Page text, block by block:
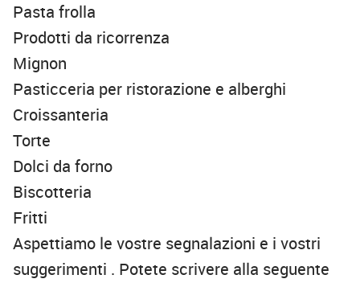
Pasta frolla
Prodotti da ricorrenza
Mignon
Pasticceria per ristorazione e alberghi
Croissanteria
Torte
Dolci da forno
Biscotteria
Fritti
Aspettiamo le vostre segnalazioni e i vostri
suggerimenti . Potete scrivere alla seguente